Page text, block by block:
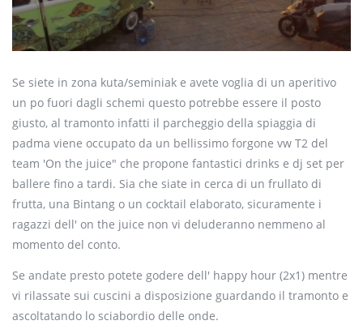
Se siete in zona kuta/seminiak e avete voglia di un aperitivo
un po fuori dagli schemi questo potrebbe essere il posto
giusto, al tramonto infatti il parcheggio della spiaggia di
padma viene occupato da un bellissimo forgone vw T2 del
team 'On the juice" che propone fantastici drinks e dj set per
ballere fino a tardi. Sia che siate in cerca di un frullato di
frutta, una Bintang o un cocktail elaborato, sicuramente i
ragazzi dell' on the juice non vi deluderanno nemmeno al
momento del conto.
Se andate presto potete godere dell' happy hour (2x1) mentre
vi rilassate sui cuscini a disposizione guardando il tramonto e
ascoltatando lo sciabordio delle onde.